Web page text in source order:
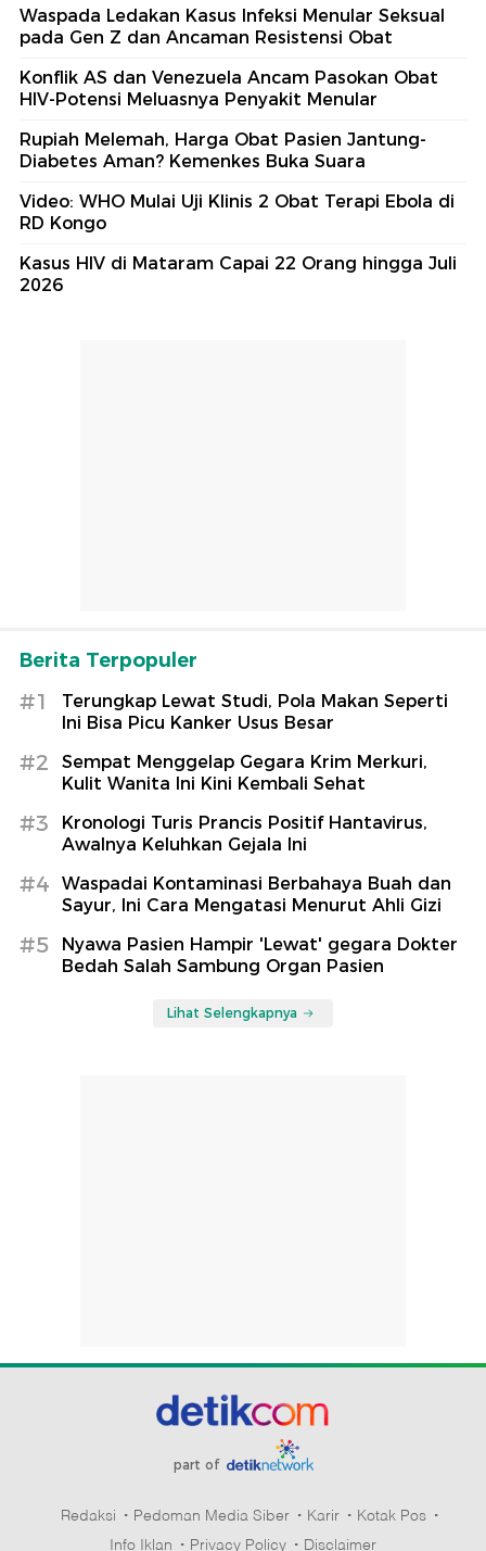
Waspada Ledakan Kasus Infeksi Menular Seksual
pada Gen Z dan Ancaman Resistensi Obat
Konflik AS dan Venezuela Ancam Pasokan Obat
HIV-Potensi Meluasnya Penyakit Menular
Rupiah Melemah, Harga Obat Pasien Jantung-
Diabetes Aman? Kemenkes Buka Suara
Video: WHO Mulai Uji Klinis 2 Obat Terapi Ebola di
RD Kongo
Kasus HIV di Mataram Capai 22 Orang hingga Juli
2026
Berita Terpopuler
#1
Terungkap Lewat Studi, Pola Makan Seperti
Ini Bisa Picu Kanker Usus Besar
#2
Sempat Menggelap Gegara Krim Merkuri,
Kulit Wanita Ini Kini Kembali Sehat
#3
Kronologi Turis Prancis Positif Hantavirus,
Awalnya Keluhkan Gejala Ini
#4
Waspadai Kontaminasi Berbahaya Buah dan
Sayur, Ini Cara Mengatasi Menurut Ahli Gizi
#5
Nyawa Pasien Hampir 'Lewat' gegara Dokter
Bedah Salah Sambung Organ Pasien
Lihat Selengkapnya
part of
Redaksi Pedoman Media Siber Karir
Kotak Pos
Info Iklan
Privacy Policy Disclaimer